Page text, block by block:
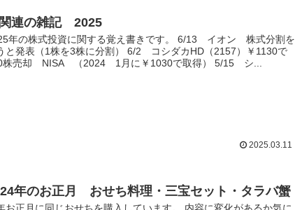
連の雑記 2025
年の株式投資に関する覚え書きです。 6/13 イオン 株式分割を
と発表（1株を3株に分割） 6/2 コシダカHD（2157）￥1130で
株売却 NISA （2024 1月に￥1030で取得） 5/15 シ...
2025.03.11
年のお正月 おせち料理・三宝セット・タラバ蟹